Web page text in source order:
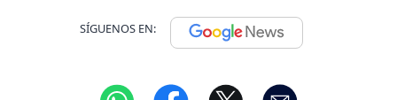
SÍGUENOS EN: